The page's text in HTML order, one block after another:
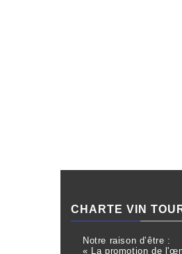
CHARTE VIN
Notre raison d’être :
« La promotion de